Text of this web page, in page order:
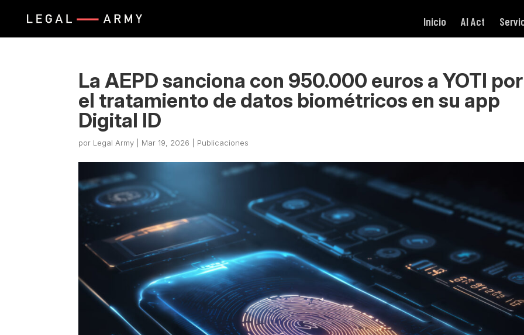
Inicio AI Act
La AEPD sanciona con 950.000 euros a YOTI por
el tratamiento de datos biométricos en su app
Digital ID
por Legal Army Mar 19, 2026 Publicaciones